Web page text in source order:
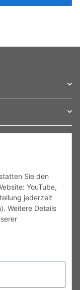
Sie den
YouTube,
jederzeit
Weitere Details